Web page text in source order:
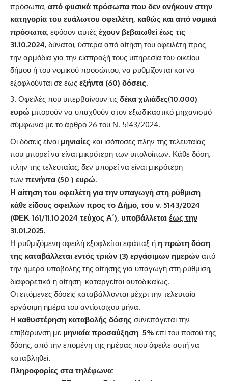
πρόσωπα, από φυσικά πρόσωπα που δεν ανήκουν στην
κατηγορία του ευάλωτου οφειλέτη, καθώς και από νομικά
πρόσωπα, εφόσον αυτές έχουν βεβαιωθεί έως τις
31.10.2024, δύναται, ύστερα από αίτηση του οφειλέτη προς
την αρμόδια για την είσπραξή τους υπηρεσία του οικείου
δήμου ή του νομικού προσώπου, να ρυθμίζονται και να
εξοφλούνται σε έως εξήντα (60) δόσεις.
Οφειλές που υπερβαίνουν τις δέκα χιλιάδες(10.000)
ευρώ μπορούν να υπαχθούν στον εξωδικαστικό μηχανισμό
σύμφωνα με το άρθρο 26 του Ν. 5143/2024.
Οι δόσεις είναι μηνιαίες και ισόποσες πλην της τελευταίας
που μπορεί να είναι μικρότερη των υπολοίπων. Κάθε δόση,
πλην της τελευταίας, δεν μπορεί να είναι μικρότερη
των πενήντα (50 ) ευρώ.
Η αίτηση του οφειλέτη για την υπαγωγή στη ρύθμιση
κάθε είδους οφειλών προς το Δήμο, του ν. 5143/2024
(ΦΕΚ 161/11.10.2024 τεύχος Α΄), υποβάλλεται έως την
31.01.2025.
Η ρυθμιζόμενη οφειλή εξοφλείται εφάπαξ ή η πρώτη δόση
της καταβάλλεται εντός τριών (3) εργάσιμων ημερών από
την ημέρα υποβολής της αίτησης για υπαγωγή στη ρύθμιση,
διαφορετικά η αίτηση καταργείται αυτοδικαίως.
Οι επόμενες δόσεις καταβάλλονται μέχρι την τελευταία
εργάσιμη ημέρα του αντίστοιχου μήνα.
Η καθυστέρηση καταβολής δόσης συνεπάγεται την
επιβάρυνση με μηνιαία προσαύξηση 5% επί του ποσού της
δόσης, από την επομένη της ημέρας που όφειλε αυτή να
καταβληθεί.
Πληροφορίες στα τηλέφωνα: